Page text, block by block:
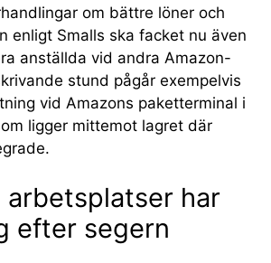
om bättre löner och
enligt Smalls ska facket nu även
anställda vid andra Amazon-
stund pågår exempelvis
vid Amazons paketterminal i
ligger mittemot lagret där
arbetsplatser har
efter segern